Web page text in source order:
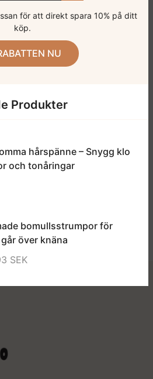
för att direkt spara 10% på ditt
köp.
NU
Produkter
hårspänne – Snygg klo
och tonåringar
bomullsstrumpor för
över knäna
SEK